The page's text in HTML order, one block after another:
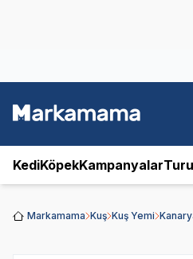
KediKöpekKampanyalar
Markamama Kuş Kuş Yemi